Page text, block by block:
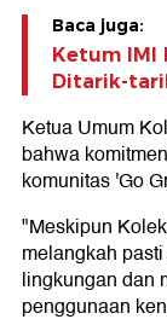
Baca juga:
Ketum IMI
Ditarik-
Ketua Umum
bahwa
komunitas 'Go
"Meskipun
melangkah
lingkungan dan
penggunaan